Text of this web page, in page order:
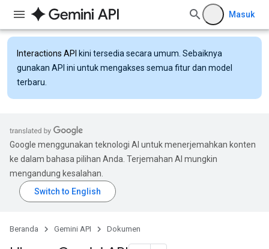
Masuk
Interactions API kini tersedia secara umum. Sebaiknya
gunakan API ini untuk mengakses semua fitur dan model
terbaru.
Google menggunakan teknologi AI untuk menerjemahkan konten
ke dalam bahasa pilihan Anda. Terjemahan AI mungkin
mengandung kesalahan.
Beranda Gemini API Dokumen